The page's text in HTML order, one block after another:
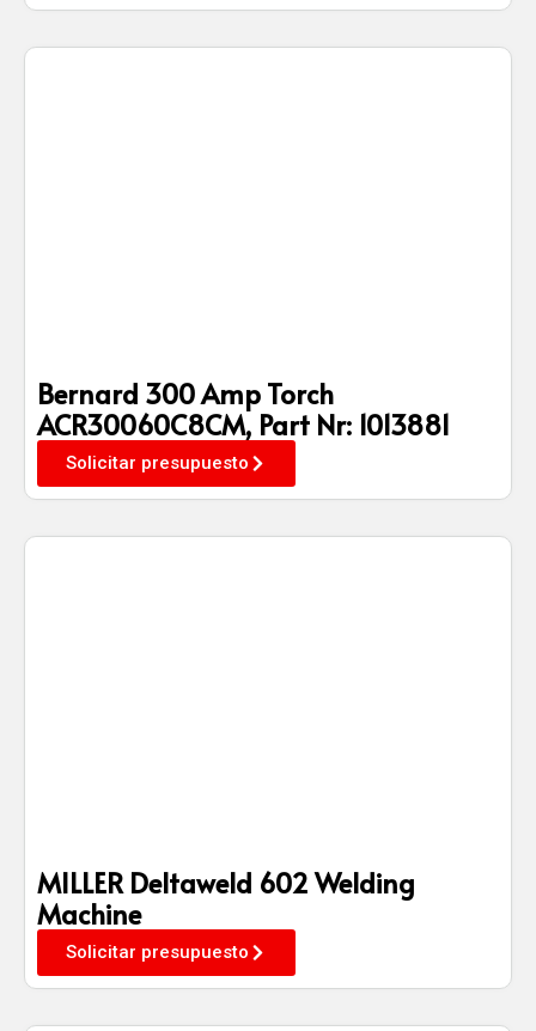
Bernard 300 Amp Torch
ACR30060C8CM, Part Nr: 1013881
Solicitar presupuesto
MILLER Deltaweld 602 Welding
Machine
Solicitar presupuesto